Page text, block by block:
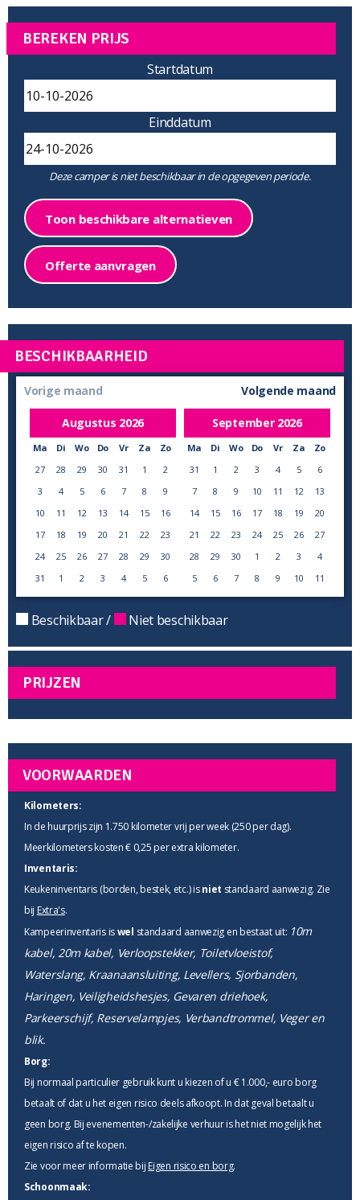
BEREKEN PRIJS
Startdatum
Einddatum
Deze camper is niet beschikbaar in de opgegeven periode.
Toon beschikbare alternatieven
Offerte aanvragen
BESCHIKBAARHEID
Vorige maand
Augustus 2026
Ma Di Wo Do Vr Za
Zo
27
28 29 30 31 1
2
3
4 5 6 7 8
9
10
11 12 13 14 15
16
17
18 19 20 21 22
23
24
25 26 27 28 29
30
31
1 2 3 4 5 6
Volgende maand
September 2026
Ma Di Wo Do Vr Za
Zo
31
1 2 3 4 5
6
7
8 9 10 11 12
13
14
15 16 17 18 19
20
21
22 23 24 25 26
27
28
29 30 1 2 3
4
5
6 7 8 9 10 11
Beschikbaar / Niet beschikbaar
PRIJZEN
VOORWAARDEN
Kilometers:
In de huurprijs zijn 1.750 kilometer vrij per week (250 per dag).
Meerkilometers kosten € 0,25 per extra kilometer.
Inventaris:
Keukeninventaris (borden, bestek, etc.) isniet standaard aanwezig. Zie
bij Extra's.
Kampeerinventaris iswel standaard aanwezig en bestaat uit: 10m
kabel, 20m kabel, Verloopstekker, Toiletvloeistof,
Waterslang, Kraanaansluiting, Levellers, Sjorbanden,
Haringen, Veiligheidshesjes, Gevaren driehoek,
Parkeerschijf, Reservelampjes, Verbandtrommel, Veger en
blik.
Borg:
Bij normaal particulier gebruik kunt u kiezen of u € 1.000,- euro borg
betaalt of dat u het eigen risico deels afkoopt. In dat geval betaalt u
geen borg. Bij evenementen-/zakelijke verhuur is het niet mogelijk het
eigen risico af te kopen.
Zie voor meer informatie bij Eigen risico en borg.
Schoonmaak: